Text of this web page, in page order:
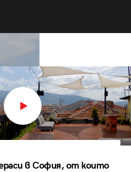
в София, от които